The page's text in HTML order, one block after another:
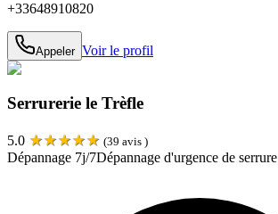
+33648910820
Appeler Voir le profil
Serrurerie le Trèfle
5.0 ★★★★★ (39 avis )
Dépannage 7j/7Dépannage d'urgence de serrure